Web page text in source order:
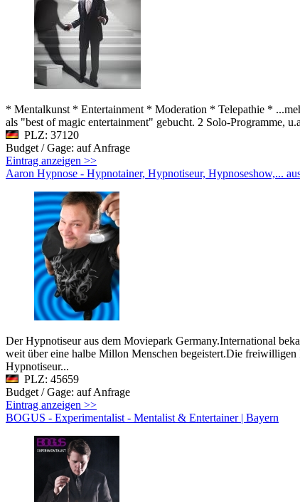
* Mentalkunst * Entertainment * Moderation * Telepathie *
als "best of magic entertainment" gebucht. 2 Solo-
PLZ: 37120
Budget / Gage: auf Anfrage
Eintrag anzeigen >>
Aaron Hypnose - Hypnotainer, Hypnotiseur, Hypnoseshow,...
Der Hypnotiseur aus dem Moviepark Germany.International
weit über eine halbe Millon Menschen begeistert.Die
Hypnotiseur...
PLZ: 45659
Budget / Gage: auf Anfrage
Eintrag anzeigen >>
BOGUS - Experimentalist - Mentalist & Entertainer | Bayern